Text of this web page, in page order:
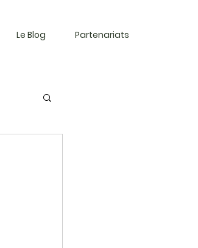
Le Blog Partenariats